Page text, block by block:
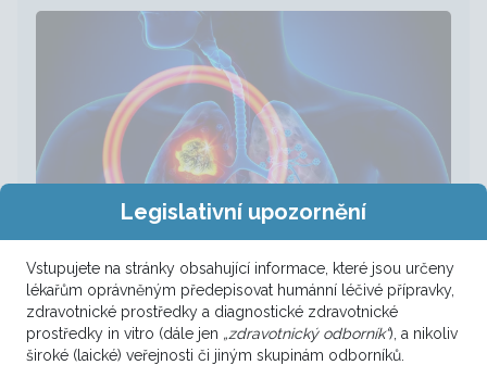
MikroRNA 15a a 16: nová naděje v
léčbě nemalobuněčného
Legislativní upozornění
Vstupujete na stránky obsahující informace, které jsou určeny
lékařům oprávněným předepisovat humánní léčivé přípravky,
zdravotnické prostředky a diagnostické zdravotnické
prostředky in vitro (dále jen „zdravotnický odborník“), a nikoliv
široké (laické) veřejnosti či jiným skupinám odborníků.